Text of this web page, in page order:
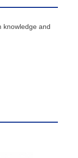
knowledge and